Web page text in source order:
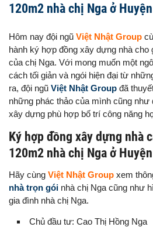
120m2 nhà chị Nga ở
Hôm nay đội ngũ Việt Nhật Group
hành ký hợp đồng xây dựng nhà cho
của chị Nga. Với mong muốn một
cách tối giản và ngói hiện đại từ
ra, đội ngũ Việt Nhật Group đã
những phác thảo của mình cũng như
xây dựng phù hợp bố trí công năng
Ký hợp đồng xây dựng nhà
120m2 nhà chị Nga ở
Hãy cùng Việt Nhật Group xem
nhà trọn gói nhà chị Nga cũng như
gia đình nhà chị Nga.
Chủ đầu tư: Cao Thị Hồng Nga